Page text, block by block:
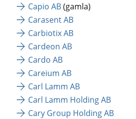
Capio AB (gamla)
Carasent AB
Carbiotix AB
Cardeon AB
Cardo AB
Careium AB
Carl Lamm AB
Carl Lamm Holding AB
Cary Group Holding AB